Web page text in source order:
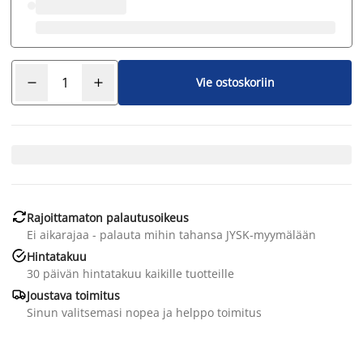
Vie ostoskoriin
Rajoittamaton palautusoikeus
Ei aikarajaa - palauta mihin tahansa JYSK-myymälään
Hintatakuu
30 päivän hintatakuu kaikille tuotteille
Joustava toimitus
Sinun valitsemasi nopea ja helppo toimitus